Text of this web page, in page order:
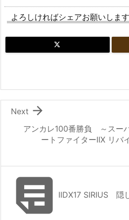
よろしければシェアお願いします
アンカレ100番勝負 ～スー
ートファイターIIX リバ

Next
IIDX17 SIRIUS 隠